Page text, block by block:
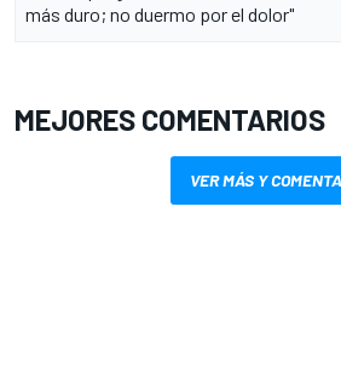
más duro; no duermo por el dolor"
MEJORES COMENTARIOS
VER MÁS Y